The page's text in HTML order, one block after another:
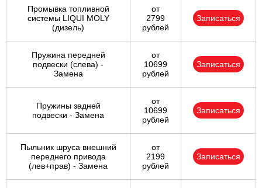
Промывка топливной
системы LIQUI MOLY
(дизель)
от
2799
рублей
Записаться
Пружина передней
подвески (слева) -
Замена
от
10699
рублей
Записаться
Пружины задней
подвески - Замена
от
10699
рублей
Записаться
Пыльник шруса внешний
переднего привода
(лев+прав) - Замена
от
2199
рублей
Записаться